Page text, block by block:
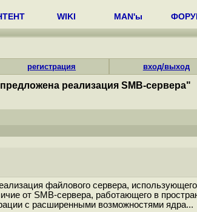
WIKI MAN'ы
регистрация вход/выход
реализация SMB-сервера"
файлового сервера,
от SMB-сервера, работающего в
с расширенными возможностями ядра...